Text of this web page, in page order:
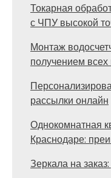
Токарная
с ЧПУ высокой
Монтаж
получением
рассылки онлайн
Однокомнатная
Краснодаре:
Зеркала на